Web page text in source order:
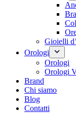
Gioielli
Orologi
Orologi
Orologi
Brand
Chi siamo
Blog
Contatti